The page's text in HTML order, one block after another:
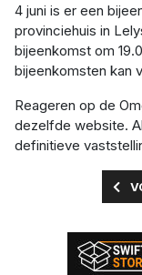
4 juni is er een
provinciehuis in
bijeenkomst om
bijeenkomsten kan
Reageren op de Omgevingsvisie kan tot en met 3 juli via
dezelfde website.
definitieve